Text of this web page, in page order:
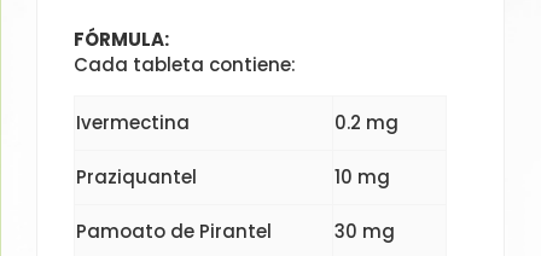
FÓRMULA:
Cada tableta contiene:
Ivermectina 0.2 mg
Praziquantel 10 mg
Pamoato de Pirantel 30 mg